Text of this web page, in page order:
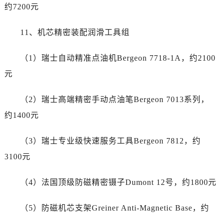
辽宁省大连市中山区人民路15号国际金融大厦7层G室百达翡丽售后服务中心（需提前预约）
江苏省无锡市梁溪区人民中路139号恒隆广场写字楼1座11层1104室百达翡丽售后服务中心（需提前预约）
湖北省武汉市江汉区解放大道686号世界贸易大厦38层09室百达翡丽售后服务中心（需提前预约）
福建省泉州市丰泽区宝洲路729号浦西万达中心写字楼A座7楼709室百达翡丽售后服务中心（需提前预约）
山东省烟台市芝罘区胜利路139号万达金融中心A座907室百达翡丽售后服务中心（需提前预约）
约7200元
11、机芯精密装配润滑工具组
（1）瑞士自动精准点油机Bergeon 7718-1A，约2100
元
（2）瑞士高端精密手动点油笔Bergeon 7013系列，
约1400元
（3）瑞士专业级快速服务工具Bergeon 7812，约
3100元
（4）法国顶级防磁精密镊子Dumont 12号，约1800元
（5）防磁机芯支架Greiner Anti-Magnetic Base，约